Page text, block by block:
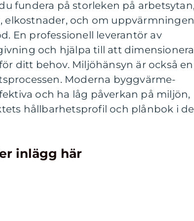
fundera på storleken på arbetsytan,
elkostnader, och om uppvärmningen
En professionell leverantör av
och hjälpa till att dimensionera
ditt behov. Miljöhänsyn är också en
Moderna byggvärme-
och ha låg påverkan på miljön,
hållbarhetsprofil och plånbok i
inlägg här